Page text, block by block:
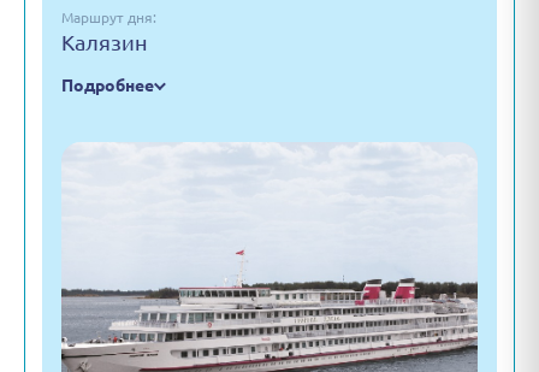
Маршрут дня:
Калязин
Подробнее